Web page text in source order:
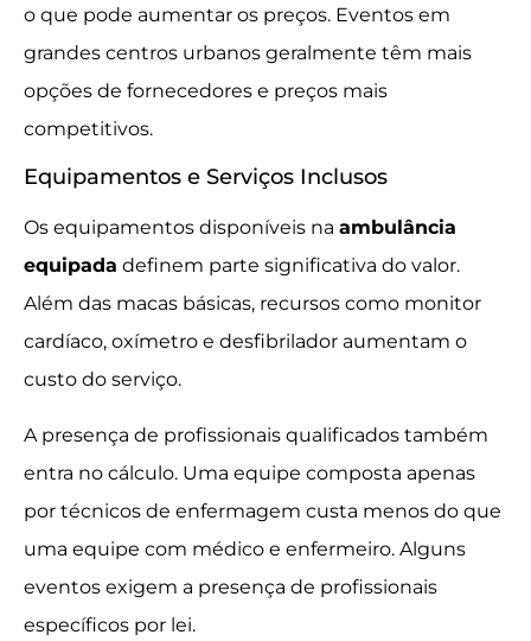
o que pode aumentar os preços. Eventos em
grandes centros urbanos geralmente têm mais
opções de fornecedores e preços mais
competitivos.
Equipamentos e Serviços Inclusos
Os equipamentos disponíveis na ambulância
equipada definem parte significativa do valor.
Além das macas básicas, recursos como monitor
cardíaco, oxímetro e desfibrilador aumentam o
custo do serviço.
A presença de profissionais qualificados também
entra no cálculo. Uma equipe composta apenas
por técnicos de enfermagem custa menos do que
uma equipe com médico e enfermeiro. Alguns
eventos exigem a presença de profissionais
específicos por lei.